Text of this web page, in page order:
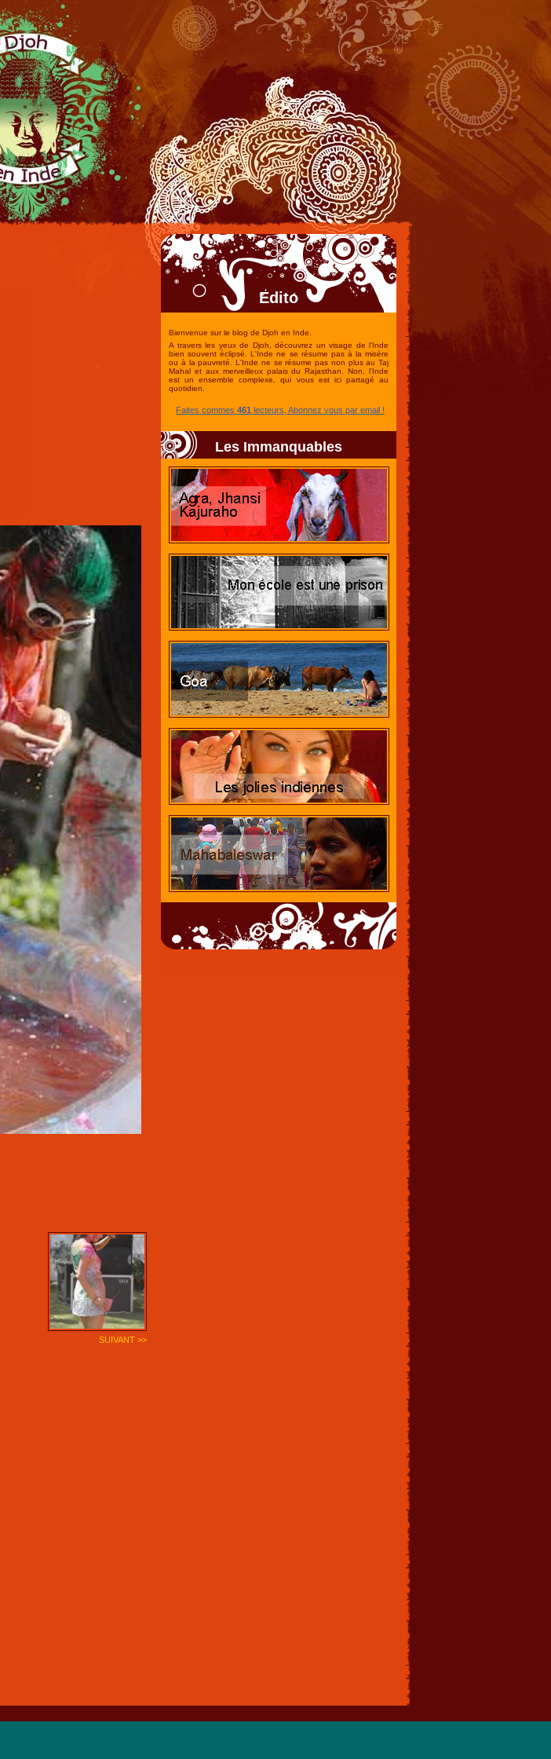
SUIVANT >>
Edito
Bienvenue sur le blog de Djoh en Inde.
A travers les yeux de Djoh, découvrez un visage de l'Inde
bien souvent éclipsé. L'Inde ne se résume pas à la misère
ou à la pauvreté. L'Inde ne se résume pas non plus au Taj
Mahal et aux merveilleux palais du Rajasthan. Non, l'Inde
est un ensemble complexe, qui vous est ici partagé au
quotidien.
Faites commes 461 lecteurs, Abonnez vous par email !
Les Immanquables